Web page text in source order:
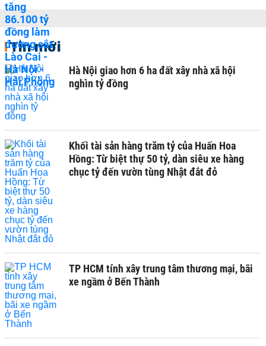
Tin mới
Hà Nội giao hơn 6 ha đất xây nhà xã hội
nghìn tỷ đồng
Khối tài sản hàng trăm tỷ của Huấn Hoa
Hồng: Từ biệt thự 50 tỷ, dàn siêu xe hàng
chục tỷ đến vườn tùng Nhật đắt đỏ
TP HCM tính xây trung tâm thương mại, bãi
xe ngầm ở Bến Thành